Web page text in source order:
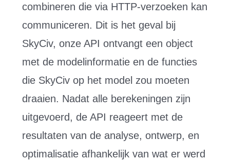
combineren die via HTTP-verzoeken kan
communiceren. Dit is het geval bij
SkyCiv, onze API ontvangt een object
met de modelinformatie en de functies
die SkyCiv op het model zou moeten
draaien. Nadat alle berekeningen zijn
uitgevoerd, de API reageert met de
resultaten van de analyse, ontwerp, en
optimalisatie afhankelijk van wat er werd